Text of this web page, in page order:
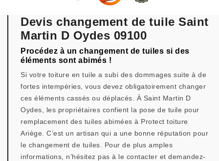
Devis changement de tuile Saint
Martin D Oydes 09100
Procédez à un changement de tuiles si des
éléments sont abimés !
Si votre toiture en tuile a subi des dommages suite à de
fortes intempéries, vous devez obligatoirement changer
ces éléments cassés ou déplacés. À Saint Martin D
Oydes, les propriétaires confient la pose de tuile pour
remplacement des tuiles abimées à Protect toiture
Ariège. C’est un artisan qui a une bonne réputation pour
le changement de tuiles. Pour de plus amples
informations, n’hésitez pas à le contacter et demandez-